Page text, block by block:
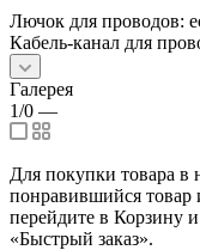
Лючок для проводов:
Кабель-канал для
Галерея
1/0 —
Для покупки товара в
понравившийся товар
перейдите в Корзину
«Быстрый заказ».